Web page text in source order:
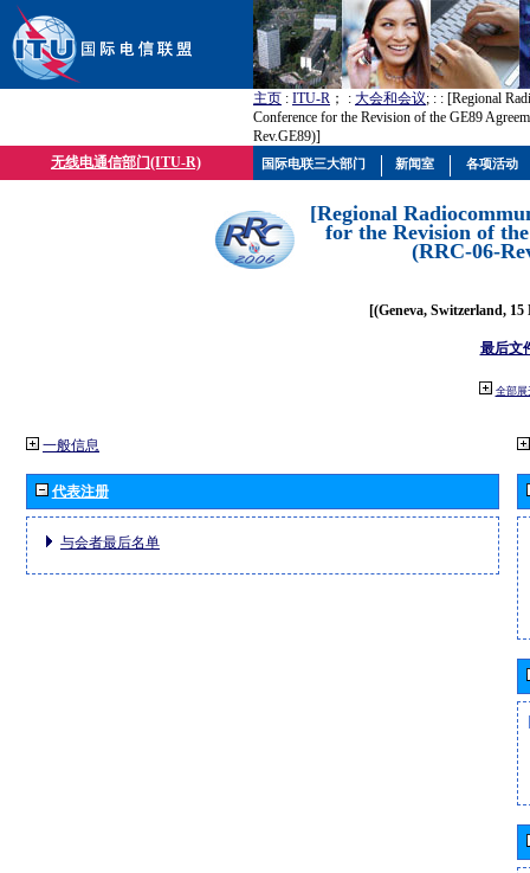
主页 : ITU-R ； : 大会和会议; : : [Regional
Conference for the Revision of the GE89
Rev.GE89)]
无线电通信部门(ITU-R)
[Regional
for the Revision of
(RRC-06-
[(Geneva, Switzerland, 15
最后文
全部展
一般信息
代表注册
与会者最后名单
国际电联三大部门 新闻室 各项活动